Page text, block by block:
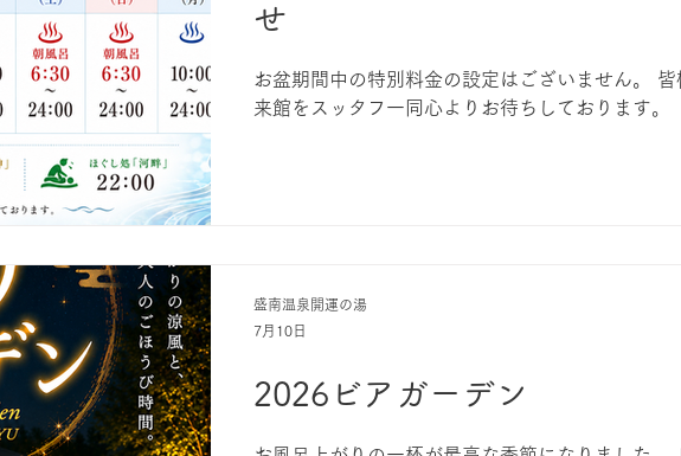
せ
お盆期間中の特別料金の設定はございません。 皆
来館をスッタフ一同心よりお待ちしております。
2026ビアガーデン
盛南温泉開運の湯
7月10日